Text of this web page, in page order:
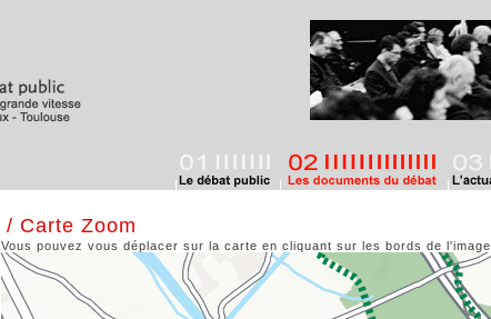
/ Carte Zoom
Vous pouvez vous déplacer sur la carte en cliquant sur les bords de l'image.